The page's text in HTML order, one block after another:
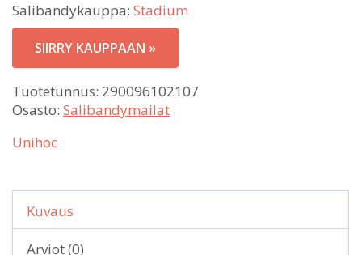
Salibandykauppa: Stadium
SIIRRY KAUPPAAN »
Tuotetunnus: 290096102107
Osasto: Salibandymailat
Unihoc
Kuvaus
Arviot (0)